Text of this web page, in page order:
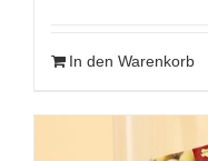
In den Warenkorb